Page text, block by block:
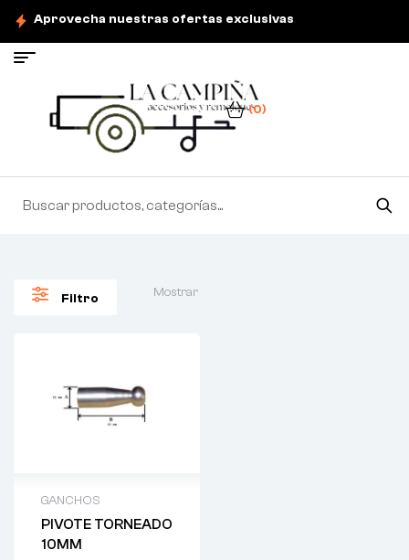
Aprovecha nuestras ofertas exclusivas
(0)
Filtro Mostrar
GANCHOS
PIVOTE TORNEADO
10MM